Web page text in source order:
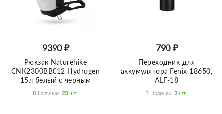
9390 ₽
Рюкзак Naturehike
CNK2300BB012 Hydrogen
15л белый с черным
В Наличии: 23 Шт.
790 ₽
Переходник для
аккумулятора Fenix 18650,
ALF-18
В Наличии: 2 Шт.